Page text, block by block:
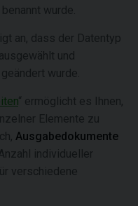
wurde.
an, dass der Datentyp
und
wurde.
“ ermöglicht es Ihnen,
Elemente zu
Ausgabedokumente
individueller
verschiedene